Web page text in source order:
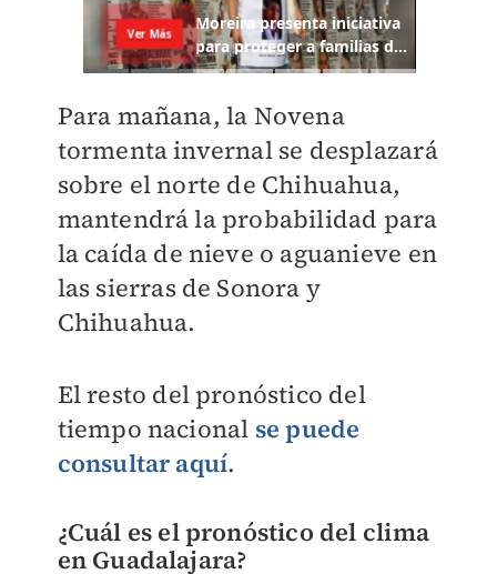
Para mañana, la Novena
tormenta invernal se desplazará
sobre el norte de Chihuahua,
mantendrá la probabilidad para
la caída de nieve o aguanieve en
las sierras de Sonora y
Chihuahua.
El resto del pronóstico del
tiempo nacional se puede
consultar aquí.
¿Cuál es el pronóstico del clima
en Guadalajara?